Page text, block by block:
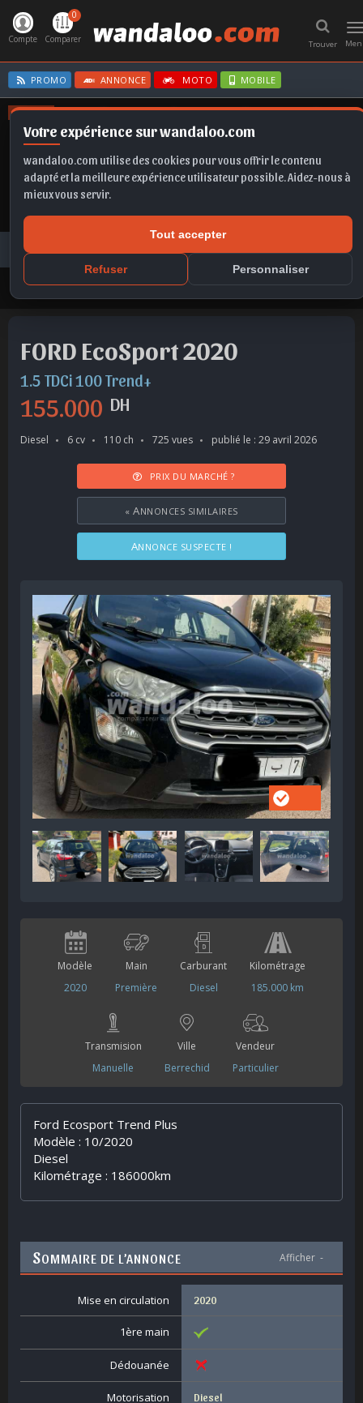
Votre expérience sur wandaloo.com
wandaloo.com utilise des cookies pour vous offrir le contenu
adapté et la meilleure expérience utilisateur possible. Aidez-nous à
mieux vous servir.
Tout accepter
Refuser Personnaliser
Trouver
Compte
0
Comparer
PROMO ANNONCE MOTO MOBILE
OFFRES
FRONTERA FORMENTOR CORSA BVA
Toutes les annonces
EcoSport
FORD EcoSport 2020 Diesel Occasion Berrechid Maroc
FORD EcoSport 2020
1.5 TDCi 100 Trend+
155.000 DH
Diesel 6 cv 110 ch 725 vues publié le : 29 avril 2026
PRIX DU MARCHÉ ?
« ANNONCES SIMILAIRES
ANNONCE SUSPECTE !
Modèle
2020
Main
Première
Carburant
Diesel
Kilométrage
185.000 km
Transmision
Manuelle
Ville
Berrechid
Vendeur
Particulier
Ford Ecosport Trend Plus
Modèle : 10/2020
Diesel
Kilométrage : 186000km
SOMMAIRE DE L’ANNONCE Afficher -
Mise en circulation 2020
1ère main
Dédouanée
Motorisation Diesel